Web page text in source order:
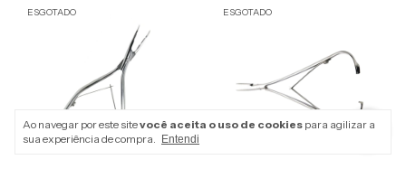
Ao navegar por este sitevocê aceita o uso de cookies para agilizar a
sua experiência de compra.
Entendi
ESGOTADO ESGOTADO